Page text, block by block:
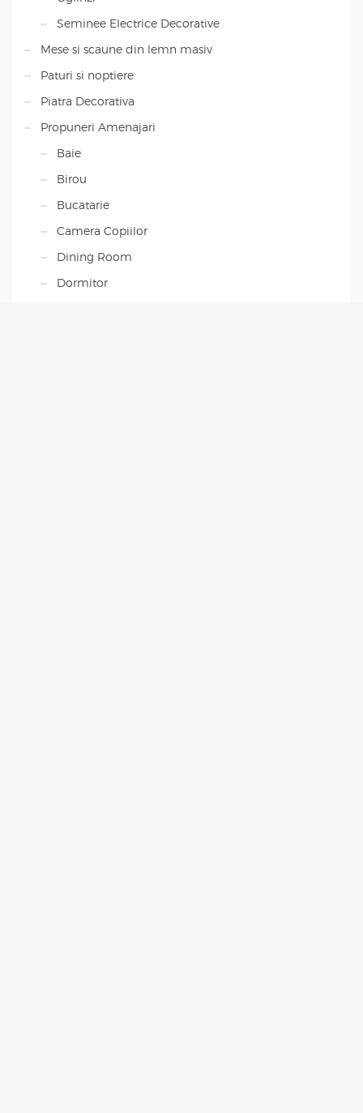
Seminee Electrice Decorative
Mese si scaune din lemn masiv
Paturi si noptiere
Piatra Decorativa
Propuneri Amenajari
Baie
Birou
Bucatarie
Camera Copiilor
Dining Room
Dormitor